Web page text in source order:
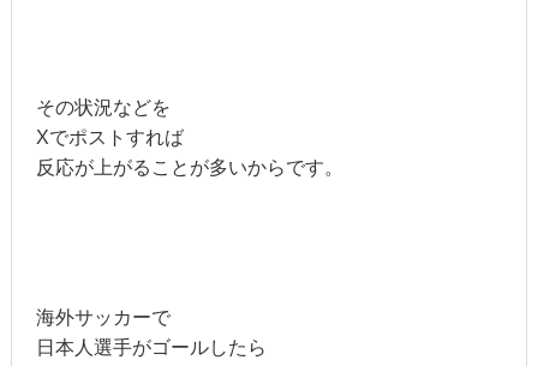
その状況などを
Xでポストすれば
反応が上がることが多いからです。
海外サッカーで
日本人選手がゴールしたら